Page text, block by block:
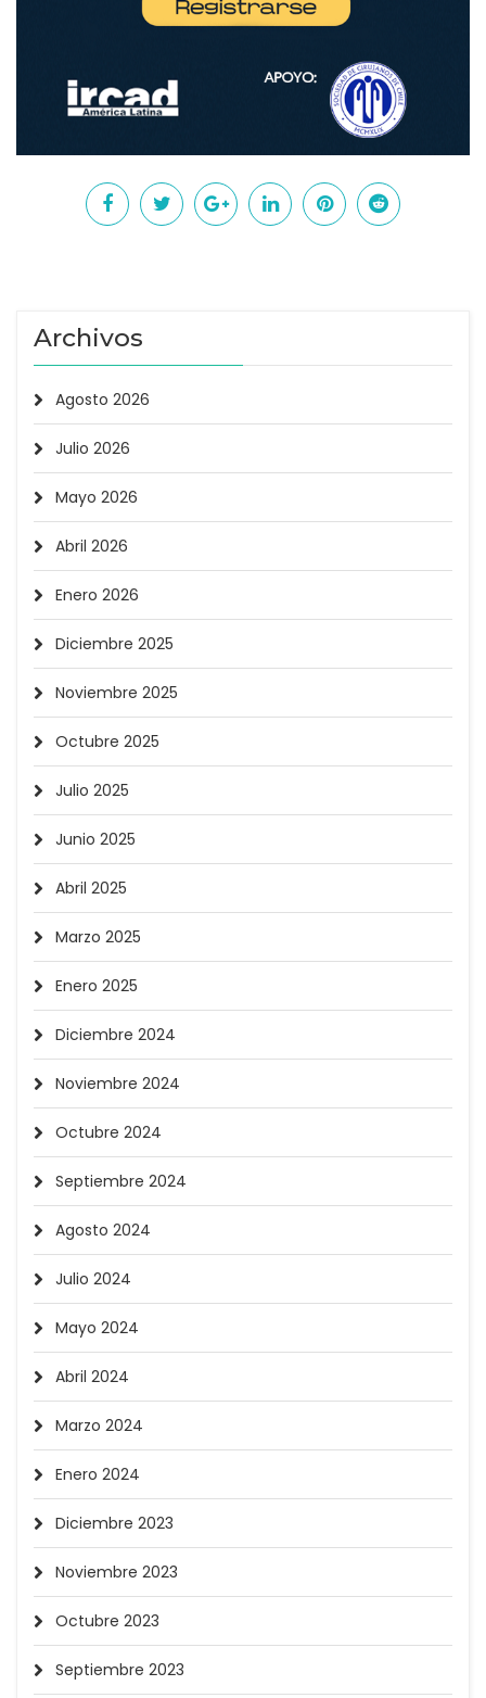
Archivos
Agosto 2026
Julio 2026
Mayo 2026
Abril 2026
Enero 2026
Diciembre 2025
Noviembre 2025
Octubre 2025
Julio 2025
Junio 2025
Abril 2025
Marzo 2025
Enero 2025
Diciembre 2024
Noviembre 2024
Octubre 2024
Septiembre 2024
Agosto 2024
Julio 2024
Mayo 2024
Abril 2024
Marzo 2024
Enero 2024
Diciembre 2023
Noviembre 2023
Octubre 2023
Septiembre 2023